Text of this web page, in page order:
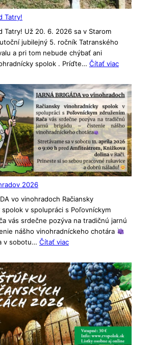
Tatry!
Tatry! Už 20. 6. 2026 sa v Starom
jubilejný 5. ročník Tatranského
a pri tom nebude chýbať ani
spolok . Príďte… Čítať viac:
mieri
pod
Tatry!
2026
vo vinohradoch Račiansky
v spolupráci s Poľovníckym
vás srdečne pozýva na tradičnú jarnú
nášho vinohradníckeho chotára
v sobotu… Čítať viac:
vinohradov
2026